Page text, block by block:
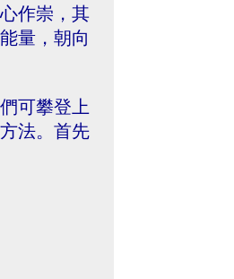
作崇，其
量，朝向
可攀登上
法。首先